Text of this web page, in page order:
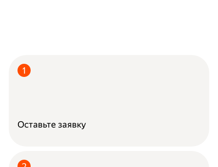
Оставьте заявку